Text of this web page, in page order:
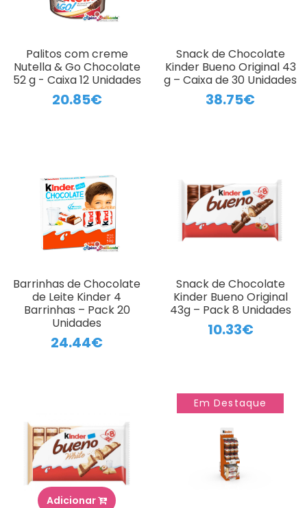
Palitos com creme
Nutella & Go Chocolate
52 g - Caixa 12 Unidades
20.85€
Snack de Chocolate
Kinder Bueno Original 43
g – Caixa de 30 Unidades
38.75€
Barrinhas de Chocolate
de Leite Kinder 4
Barrinhas – Pack 20
Unidades
24.44€
Snack de Chocolate
Kinder Bueno Original
43g – Pack 8 Unidades
10.33€
Adicionar
Em Destaque